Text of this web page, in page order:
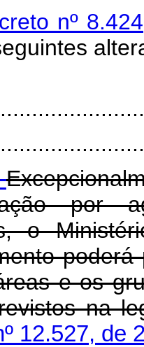
nº
por
o
e os
na
12.527, de